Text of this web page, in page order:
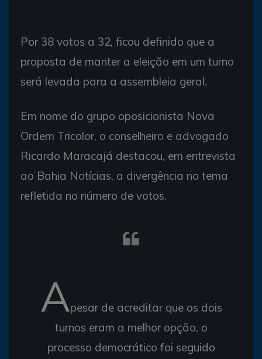
Por 38 votos a 32, ficou definido que a
proposta de manter a eleição em um turno
será levada para a assembleia geral.
Em nome do grupo oposicionista Nova
Ordem Tricolor, o conselheiro e advogado
Ricardo Maracajá destacou, em entrevista
ao Bahia Notícias, a divergência no tema
refletida no número de votos.
Apesar de acreditar que os dois
turnos eram a melhor opção, o
processo democrático foi seguido